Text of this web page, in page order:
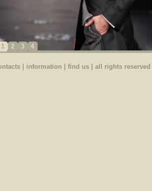
1 2 3 4
| information find us| all rights reserved